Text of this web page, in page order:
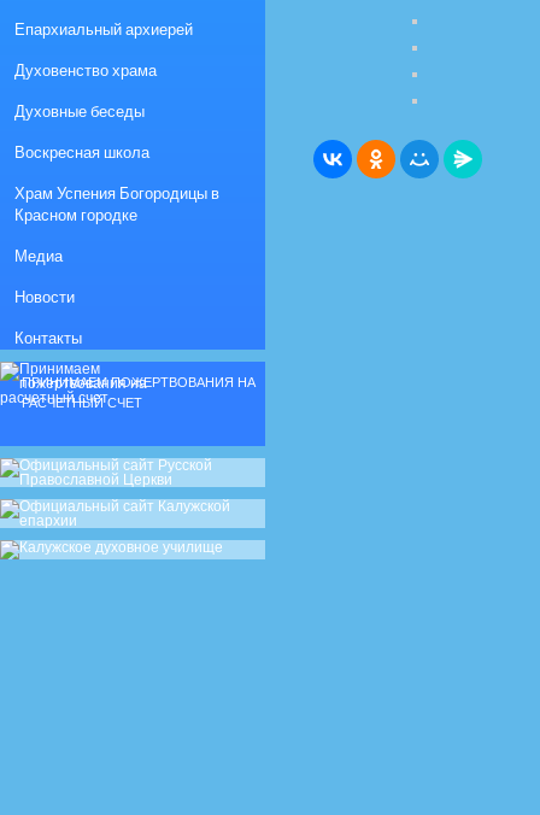
Епархиальный архиерей
Духовенство храма
Духовные беседы
Воскресная школа
Храм Успения Богородицы в
Красном городке
Медиа
Новости
Контакты
ПРИНИМАЕМ ПОЖЕРТВОВАНИЯ НА
РАСЧЕТНЫЙ СЧЕТ